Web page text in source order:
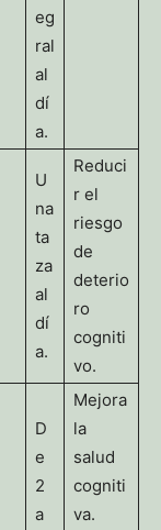
eg
ral
al
dí
a.
U
na
ta
za
al
dí
a.
Reduci
r el
riesgo
de
deterio
ro
cogniti
vo.
D
e
2
a
Mejora
la
salud
cogniti
va.